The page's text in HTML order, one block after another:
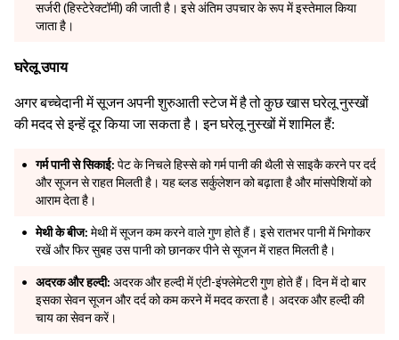
सर्जरी (हिस्टेरेक्टॉमी) की जाती है। इसे अंतिम उपचार के रूप में इस्तेमाल किया
जाता है।
घरेलू उपाय
अगर बच्चेदानी में सूजन अपनी शुरुआती स्टेज में है तो कुछ खास घरेलू नुस्खों
की मदद से इन्हें दूर किया जा सकता है। इन घरेलू नुस्खों में शामिल हैं:
गर्म पानी से सिकाई: पेट के निचले हिस्से को गर्म पानी की थैली से साइकै करने पर दर्द
और सूजन से राहत मिलती है। यह ब्लड सर्कुलेशन को बढ़ाता है और मांसपेशियों को
आराम देता है।
मेथी के बीज: मेथी में सूजन कम करने वाले गुण होते हैं। इसे रातभर पानी में भिगोकर
रखें और फिर सुबह उस पानी को छानकर पीने से सूजन में राहत मिलती है।
अदरक और हल्दी: अदरक और हल्दी में एंटी-इंफ्लेमेटरी गुण होते हैं। दिन में दो बार
इसका सेवन सूजन और दर्द को कम करने में मदद करता है। अदरक और हल्दी की
चाय का सेवन करें।